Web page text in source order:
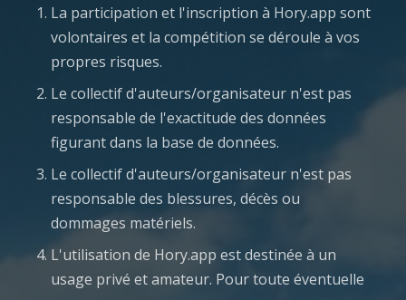
La participation et l'inscription à Hory.app sont
volontaires et la compétition se déroule à vos
propres risques.
Le collectif d'auteurs/organisateur n'est pas
responsable de l'exactitude des données
figurant dans la base de données.
Le collectif d'auteurs/organisateur n'est pas
responsable des blessures, décès ou
dommages matériels.
L'utilisation de Hory.app est destinée à un
usage privé et amateur. Pour toute éventuelle